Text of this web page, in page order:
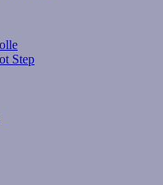
Step